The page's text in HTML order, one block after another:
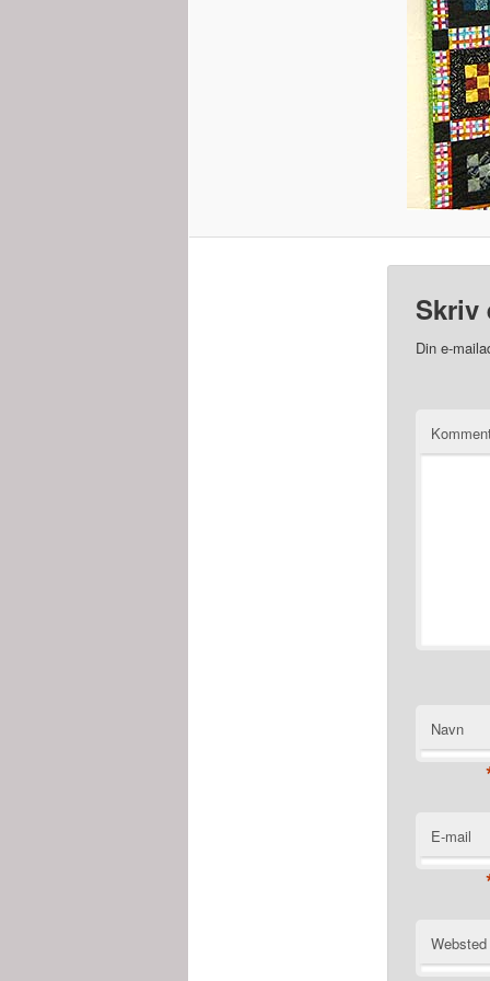
Skriv
Din e-
Navn
E-mail
Websted